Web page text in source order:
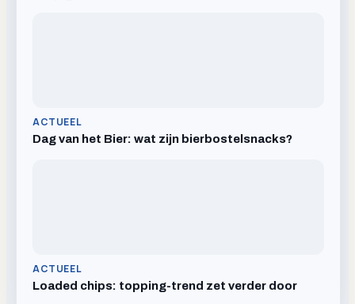
ACTUEEL
Dag van het Bier: wat zijn bierbostelsnacks?
ACTUEEL
Loaded chips: topping-trend zet verder door